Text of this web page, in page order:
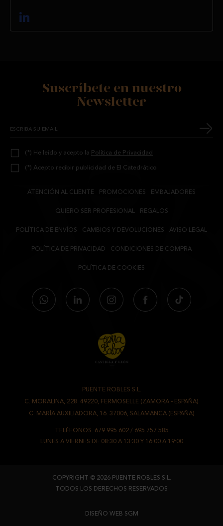
Suscríbete en nuestro
Newsletter
(*) He leído y acepto la Política de Privacidad
(*) Acepto recibir publicidad de El Catedrático
ATENCIÓN AL CLIENTE PROMOCIONES EMBAJADORES
QUIERO SER PROFESIONAL REGALOS
POLÍTICA DE ENVÍOS CAMBIOS Y DEVOLUCIONES AVISO LEGAL
POLÍTICA DE PRIVACIDAD CONDICIONES DE COMPRA
POLÍTICA DE COOKIES
PUENTE ROBLES S.L.
C. MORALINA, 228. 49220, FERMOSELLE (ZAMORA - ESPAÑA)
C. MARÍA AUXILIADORA, 16. 37006, SALAMANCA (ESPAÑA)
TELÉFONOS. 679 995 602/ 695 757 585
LUNES A VIERNES DE 08:30 A 13:30 Y 16:00 A 19:00
COPYRIGHT © 2026 PUENTE ROBLES S.L.
TODOS LOS DERECHOS RESERVADOS
DISEÑO WEB SGM